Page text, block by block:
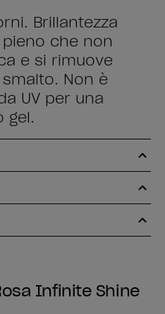
Brillantezza
che non
e si rimuove
Non è
UV per una
gel.
Infinite Shine